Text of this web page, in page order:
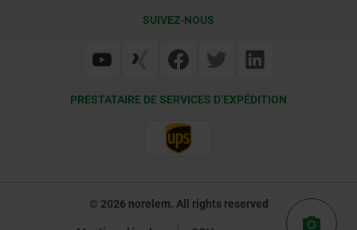
SUIVEZ-NOUS
PRESTATAIRE DE SERVICES D’EXPÉDITION
© 2026 norelem. All rights reserved